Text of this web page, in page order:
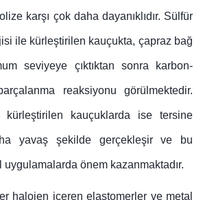
karşı çok daha dayanıklıdır. Sülfür
ile kürleştirilen kauçukta, çapraz bağ
seviyeye çıktıktan sonra karbon-
reaksiyonu görülmektedir.
kauçuklarda ise tersine
yavaş şekilde gerçekleşir ve bu
uygulamalarda önem kazanmaktadır.
halojen içeren elastomerler ve metal